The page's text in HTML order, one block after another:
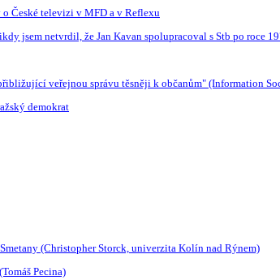
České televizi v MFD a v Reflexu
jsem netvrdil, že Jan Kavan spolupracoval s Stb po roce
veřejnou správu těsněji k občanům" (Information
demokrat
(Christopher Storck, univerzita Kolín nad Rýnem)
Pecina)